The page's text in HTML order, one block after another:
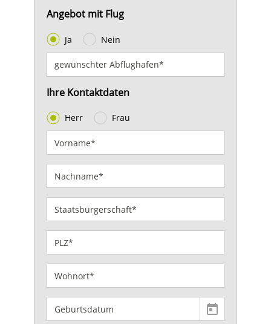
Angebot mit Flug
Ja Nein
Ihre Kontaktdaten
Herr Frau